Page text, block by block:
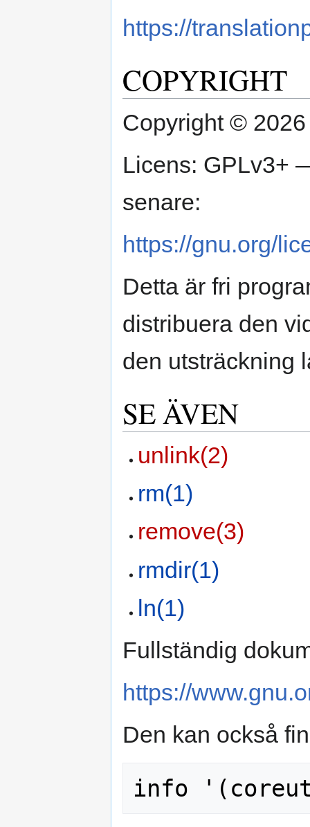
https://
COPYRIGHT
Copyright ©
Licens: GPLv3+
senare:
https://gnu.org/
Detta är fri
distribuera den
den utsträckning
SE ÄVEN
unlink(2)
rm(1)
remove(3)
rmdir(1)
ln(1)
Fullständig
https://
Den kan också